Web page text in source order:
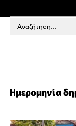
Search
for:
Ημερομηνία